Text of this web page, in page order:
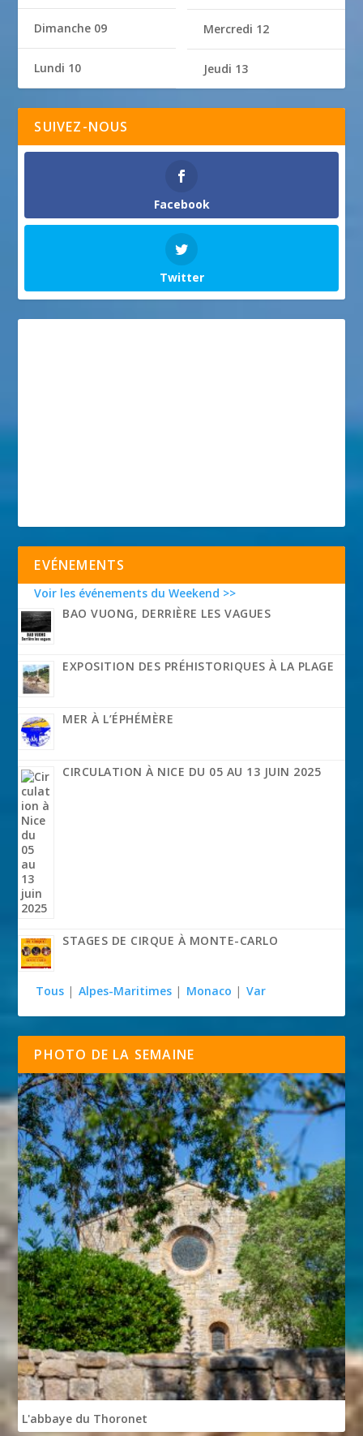
Dimanche 09
Lundi 10
Mercredi 12
Jeudi 13
SUIVEZ-NOUS
Facebook
Twitter
EVÉNEMENTS
Voir les événements du Weekend >>
BAO VUONG, DERRIÈRE LES VAGUES
EXPOSITION DES PRÉHISTORIQUES À LA PLAGE
MER À L’ÉPHÉMÈRE
CIRCULATION À NICE DU 05 AU 13 JUIN 2025
STAGES DE CIRQUE À MONTE-CARLO
Tous | Alpes-Maritimes | Monaco | Var
PHOTO DE LA SEMAINE
L'abbaye du Thoronet